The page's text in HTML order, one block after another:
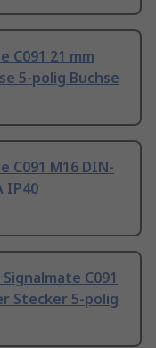
C091 21 mm
5-polig Buchse
C091 M16 DIN-
IP40
C091
Stecker 5-polig